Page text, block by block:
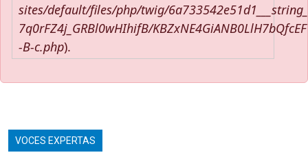
sites/default/files/php/twig/
7q0rFZ4j_GRBl0wHIhifB/
-B-c.php).
VOCES EXPERTAS